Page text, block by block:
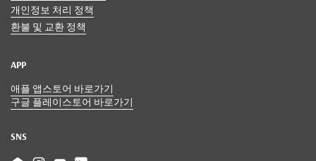
개인정보 처리 정책
환불 및 교환 정책
APP
애플 앱스토어 바로가기
구글 플레이스토어 바로가기
SNS